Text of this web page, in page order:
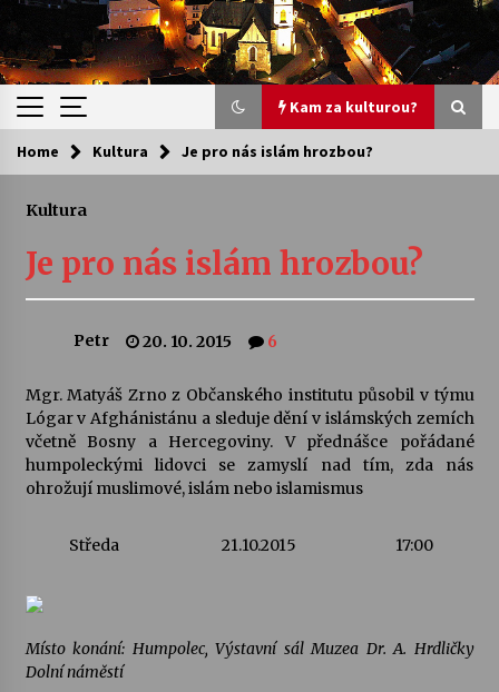
Kam za kulturou?
Kam za kulturou?
Sukuba Ensemble
4. 8. 2026
Vernisáž výstavy Josefíny Duškové: Stávám se
kapkou
Veselí muzikanti
30. 7. 2026
Pozvánka na integrační festival Quijotova
šedesátka: 28. 7.–1. 8. 2026
Jenakaši
Home Kultura Je pro nás islám hrozbou?
Kultura
Je pro nás islám hrozbou?
Petr 20. 10. 2015 6
Mgr. Matyáš Zrno z Občanského institutu působil v týmu
Lógar v Afghánistánu a sleduje dění v islámských zemích
včetně Bosny a Hercegoviny. V přednášce pořádané
humpoleckými lidovci se zamyslí nad tím, zda nás
ohrožují muslimové, islám nebo islamismus
Středa 21.10.2015 17:00
Místo konání: Humpolec, Výstavní sál Muzea Dr. A. Hrdličky
Dolní náměstí